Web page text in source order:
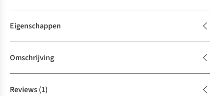
Eigenschappen
Omschrijving
Reviews(1)